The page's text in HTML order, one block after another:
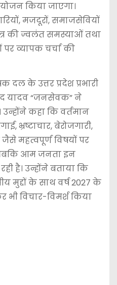
किया जाएगा।
मजदूरों, समाजसेवियों
की ज्वलंत समस्याओं तथा
पर व्यापक चर्चा की
के उत्तर प्रदेश प्रभारी
यादव “जनसेवक” ने
उन्होंने कहा कि वर्तमान
भ्रष्टाचार, बेरोजगारी,
महत्वपूर्ण विषयों पर
जबकि आम जनता इन
है। उन्होंने बताया कि
मुद्दों के साथ वर्ष 2027 के
विचार-विमर्श किया